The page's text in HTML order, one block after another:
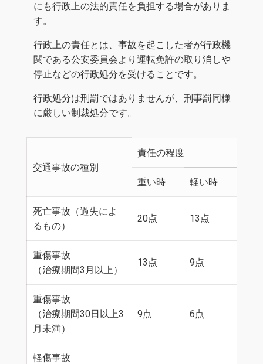
にも行政上の法的責任を負担する場合がありま
す。
行政上の責任とは、事故を起こした者が行政機
関である公安委員会より運転免許の取り消しや
停止などの行政処分を受けることです。
行政処分は刑罰ではありませんが、刑事罰同様
に厳しい制裁処分です。
交通事故の種別
責任の程度
重い時 軽い時
死亡事故（過失によ
るもの）
20点 13点
重傷事故
（治療期間3月以上）
13点 9点
重傷事故
（治療期間30日以上3
月未満）
9点 6点
軽傷事故